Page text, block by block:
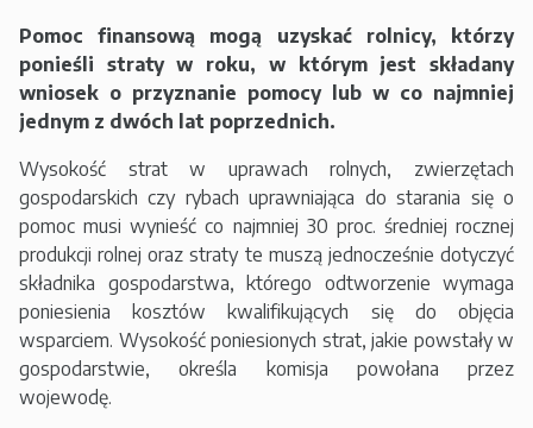
Pomoc finansową mogą uzyskać rolnicy, którzy
ponieśli straty w roku, w którym jest składany
wniosek o przyznanie pomocy lub w co najmniej
jednym z dwóch lat poprzednich.
Wysokość strat w uprawach rolnych, zwierzętach
gospodarskich czy rybach uprawniająca do starania się o
pomoc musi wynieść co najmniej 30 proc. średniej rocznej
produkcji rolnej oraz straty te muszą jednocześnie dotyczyć
składnika gospodarstwa, którego odtworzenie wymaga
poniesienia kosztów kwalifikujących się do objęcia
wsparciem. Wysokość poniesionych strat, jakie powstały w
gospodarstwie, określa komisja powołana przez
wojewodę.